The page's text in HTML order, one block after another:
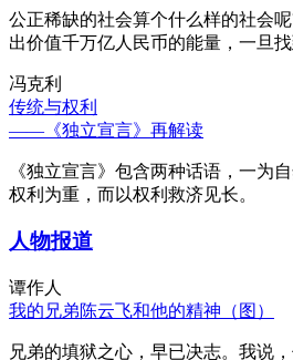
公正稀缺的社会算个什么样的社会
出价值千万亿人民币的能量，一旦
冯克利
传统与权利
——《独立宣言》再解读
《独立宣言》包含两种话语，一为
权利为重，而以权利救济见长。
人物报道
谭作人
我的兄弟陈云飞和他的精神（图）
兄弟的填狱之心，早已决志。我说